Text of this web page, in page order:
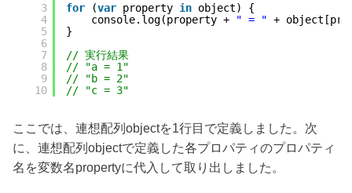
3
4
5
6
7
8
9
10
for
(var property in object) {
console.log(property +
" = " +
}
// 実行結果
// "a = 1"
// "b = 2"
// "c = 3"
ここでは、連想配列objectを1行目で定義しました。次
に、連想配列objectで定義した各プロパティのプロパティ
名を変数名propertyに代入して取り出しました。